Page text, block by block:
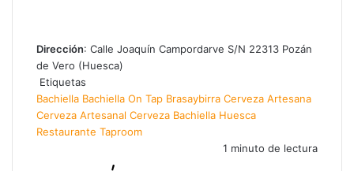
Dirección: Calle Joaquín Campordarve S/N 22313 Pozán
de Vero (Huesca)
Etiquetas
Bachiella Bachiella On Tap Brasaybirra Cerveza Artesana
Cerveza Artesanal Cerveza Bachiella Huesca
Restaurante Taproom
1 minuto de lectura